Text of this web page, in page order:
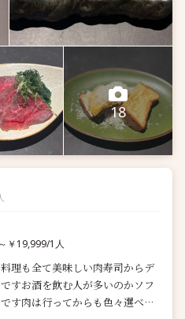
18
￥19,999/1人
理も全て美味しい肉寿司からデ
すお酒を飲む人が多いのかソフ
す肉は行ってからも色々選べて